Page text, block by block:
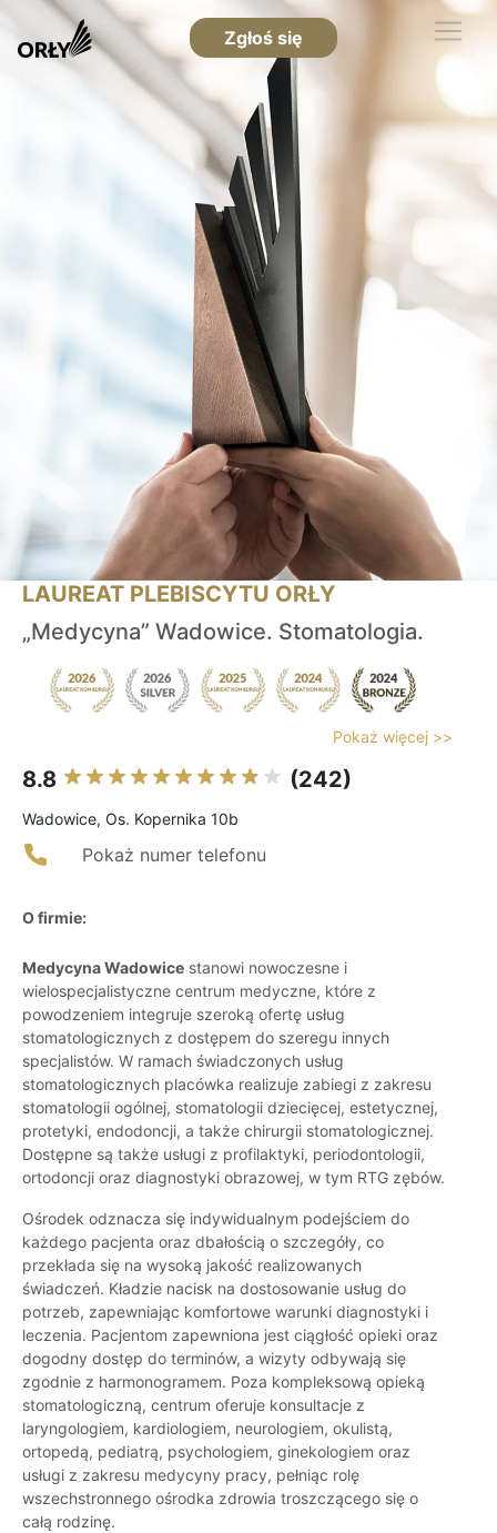
Zgłoś się
LAUREAT PLEBISCYTU ORŁY
„Medycyna” Wadowice. Stomatologia.
Pokaż więcej >>
8.8 (242)
Wadowice, Os. Kopernika 10b
Pokaż numer telefonu
O firmie:
Medycyna Wadowice stanowi nowoczesne i
wielospecjalistyczne centrum medyczne, które z
powodzeniem integruje szeroką ofertę usług
stomatologicznych z dostępem do szeregu innych
specjalistów. W ramach świadczonych usług
stomatologicznych placówka realizuje zabiegi z zakresu
stomatologii ogólnej, stomatologii dziecięcej, estetycznej,
protetyki, endodoncji, a także chirurgii stomatologicznej.
Dostępne są także usługi z profilaktyki, periodontologii,
ortodoncji oraz diagnostyki obrazowej, w tym RTG zębów.
Ośrodek odznacza się indywidualnym podejściem do
każdego pacjenta oraz dbałością o szczegóły, co
przekłada się na wysoką jakość realizowanych
świadczeń. Kładzie nacisk na dostosowanie usług do
potrzeb, zapewniając komfortowe warunki diagnostyki i
leczenia. Pacjentom zapewniona jest ciągłość opieki oraz
dogodny dostęp do terminów, a wizyty odbywają się
zgodnie z harmonogramem. Poza kompleksową opieką
stomatologiczną, centrum oferuje konsultacje z
laryngologiem, kardiologiem, neurologiem, okulistą,
ortopedą, pediatrą, psychologiem, ginekologiem oraz
usługi z zakresu medycyny pracy, pełniąc rolę
wszechstronnego ośrodka zdrowia troszczącego się o
całą rodzinę.